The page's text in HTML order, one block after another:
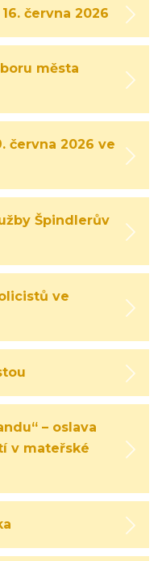
června 2026
města
června 2026 ve
Špindlerův
ve
– oslava
v mateřské